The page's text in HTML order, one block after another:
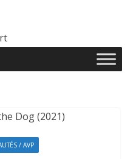
/ AVP